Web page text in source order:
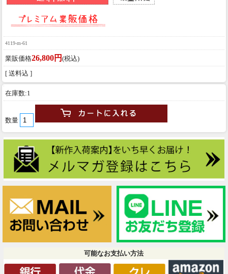
4119-m-61
業販価格26,800円 (税込)
[ 送料込 ]
在庫数:1
数量
可能なお支払い方法